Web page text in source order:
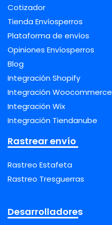
Cotizador
Tienda Envíosperros
Plataforma de envíos
Opiniones Envíosperros
Blog
Integración Shopify
Integración Woocommerce
Integración Wix
Integración Tiendanube
Rastrear envío
Rastreo Estafeta
Rastreo Tresguerras
Desarrolladores